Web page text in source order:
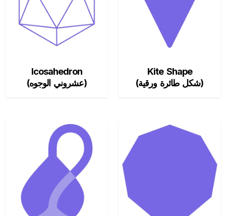
Icosahedron
(عشروني الوجوه)
Kite Shape
(شكل طائرة ورقية)